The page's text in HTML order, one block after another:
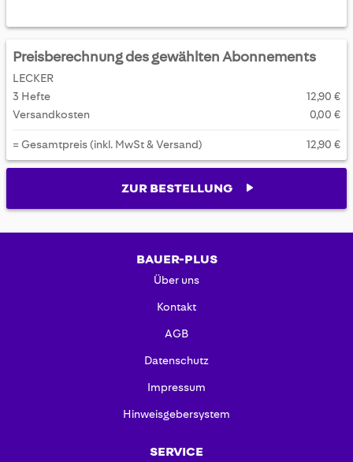
Preisberechnung des gewählten Abonnements
LECKER
3 Hefte
12,90 €
Versandkosten
0,00 €
= Gesamtpreis (inkl. MwSt & Versand) 12,90 €
ZUR BESTELLUNG
BAUER-PLUS
Über uns
Kontakt
AGB
Datenschutz
Impressum
Hinweisgebersystem
SERVICE